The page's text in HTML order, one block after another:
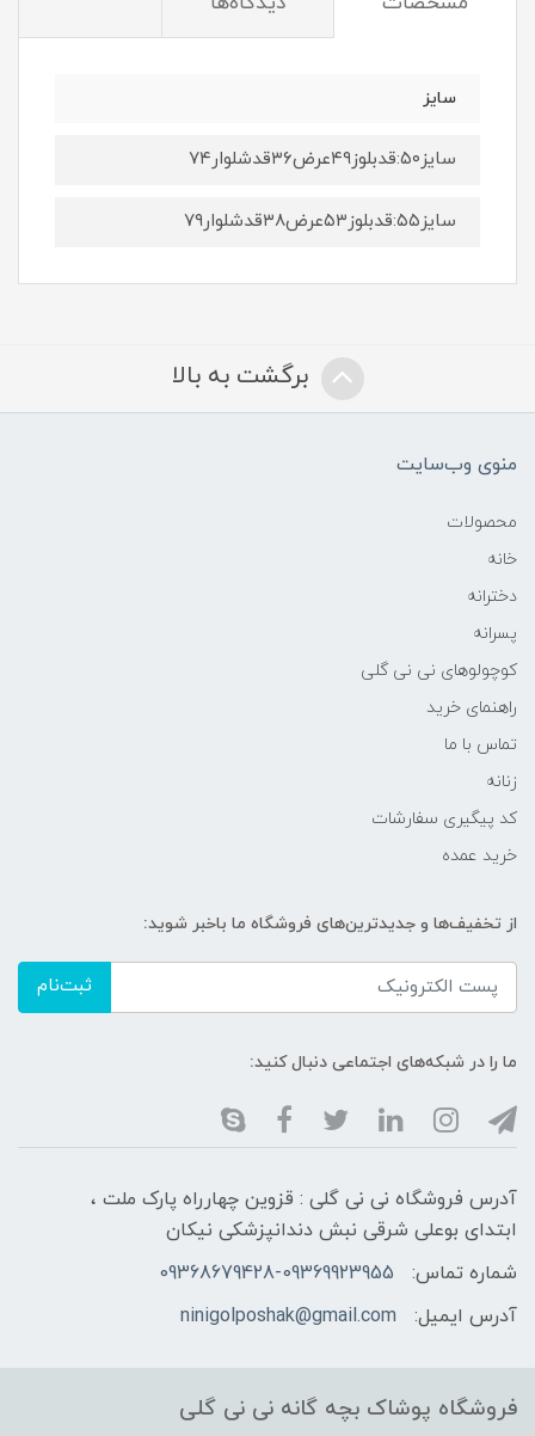
سایز
سایز۵۰:قدبلوز۴۹عرض۳۶قدشلوار۷۴
سایز۵۵:قدبلوز۵۳عرض۳۸قدشلوار۷۹
برگشت به بالا
منوی وب‌سایت
محصولات
خانه
دخترانه
پسرانه
کوچولوهای نی نی گلی
راهنمای خرید
تماس با ما
زنانه
کد پیگیری سفارشات
خرید عمده
از تخفیف‌ها و جدیدترین‌های فروشگاه ما باخبر شوید:
ثبت‌نام
ما را در شبکه‌های اجتماعی دنبال کنید:
آدرس فروشگاه نی نی گلی : قزوین چهارراه پارک ملت ،
ابتدای بوعلی شرقی نبش دندانپزشکی نیکان
شماره تماس:
09368679428-09369923955
آدرس ایمیل:
ninigolposhak@gmail.com
فروشگاه پوشاک بچه گانه نی نی گلی